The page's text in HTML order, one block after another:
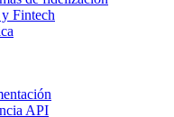
Fintech
API